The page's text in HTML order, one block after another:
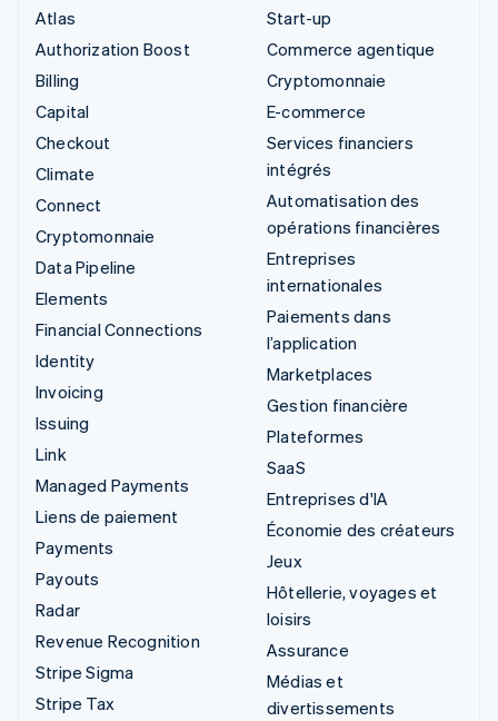
Atlas
Authorization Boost
Billing
Capital
Checkout
Climate
Connect
Cryptomonnaie
Data Pipeline
Elements
Financial Connections
Identity
Invoicing
Issuing
Link
Managed Payments
Liens de paiement
Payments
Payouts
Radar
Revenue Recognition
Stripe Sigma
Stripe Tax
Start-up
Commerce agentique
Cryptomonnaie
E-commerce
Services financiers
intégrés
Automatisation des
opérations financières
Entreprises
internationales
Paiements dans
l’application
Marketplaces
Gestion financière
Plateformes
SaaS
Entreprises d'IA
Économie des créateurs
Jeux
Hôtellerie, voyages et
loisirs
Assurance
Médias et
divertissements